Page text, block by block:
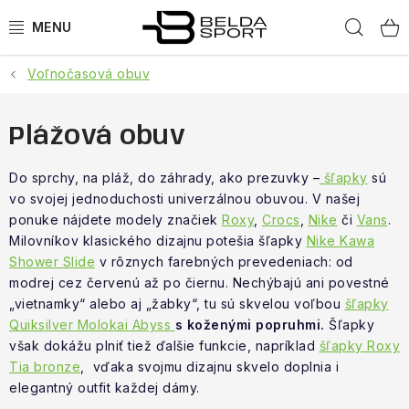
na
ŠPORTY
BEH
BOGNER
GOLDBERGH
OBLEČENIE
DOPLNKY
Voľnočasová obuv
Plážová obuv
Do sprchy, na pláž, do záhrady, ako prezuvky – šľapky sú
vo svojej jednoduchosti univerzálnou obuvou. V našej
ponuke nájdete modely značiek Roxy, Crocs Nike či Vans.
Milovníkov klasického dizajnu potešia šľapky Nike Kawa
Shower Slide v rôznych farebných prevedeniach: od
modrej cez červenú až po čiernu. Nechýbajú ani povestné
„vietnamky“ alebo aj „žabky“, tu sú skvelou voľbou šľapky
Quiksilver Molokai Abyss s koženými popruhmi. Šľapky
však dokážu plniť tiež ďalšie funkcie, napríklad šľapky Roxy
Tia bronze , vďaka svojmu dizajnu skvelo doplnia i
elegantný outfit každej dámy.